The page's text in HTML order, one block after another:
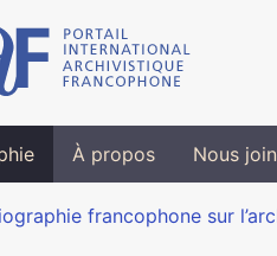
À propos Nous
francophone sur